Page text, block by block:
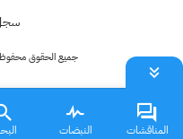
جميع الحقوق
المناقشات النبضات